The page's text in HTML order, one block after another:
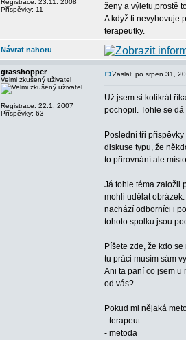
Registrace: 23.11. 2008
Příspěvky: 11
ženy a výletu,prostě
A když ti nevyhovuje
terapeutky.
Návrat nahoru
grasshopper
Velmi zkušený uživatel
Registrace: 22.1. 2007
Příspěvky: 63
Zaslal: po srpen 31,
Už jsem si kolikrát
pochopil. Tohle se
Poslední tři
diskuse typu, že
to přirovnání ale
Já tohle téma založil
mohli udělat
nachází odborníci i
tohoto spolku jsou
Píšete zde, že kdo
tu práci musím sám
Ani ta paní co jsem u
od vás?
Pokud mi nějaká
- terapeut
- metoda